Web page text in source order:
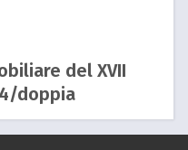
del XVII
doppia